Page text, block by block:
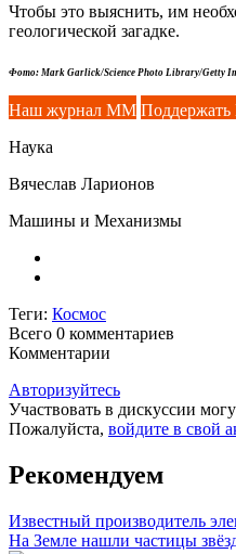
Чтобы это выяснить, им
геологической загадке.
Фото: Mark Garlick/Science Photo Library/Getty
Наш журнал ММ
Наука
Вячеслав Ларионов
Машины и Механизмы
Теги: Космос
Всего 0 комментариев
Комментарии
Авторизуйтесь
Участвовать в дискуссии
Пожалуйста, войдите в свой
Рекомендуем
Известный производитель
На Земле нашли частицы